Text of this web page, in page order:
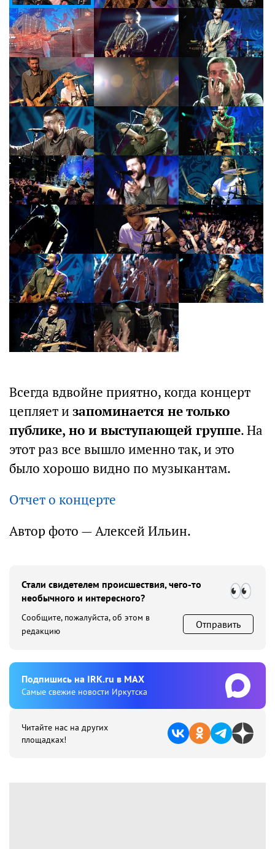
Всегда вдвойне приятно, когда концерт
цепляет и запоминается не только
публике, но и выступающей группе. На
этот раз все вышло именно так, и это
было хорошо видно по музыкантам.
Отчет о концерте
Автор фото — Алексей Ильин.
Стали свидетелем происшествия, чего-то
необычного и интересного?
Сообщите, пожалуйста, об этом в
редакцию
Отправить
Подпишиcь на IRK.ru в MAX
Cамые свежие новости Иркутска
Читайте нас на других
площадках!